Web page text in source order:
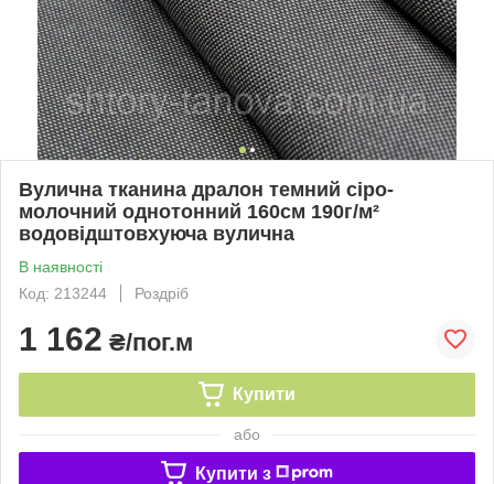
Вулична тканина дралон темний сiро-
молочний однотонний 160см 190г/м²
водовідштовхуюча вулична
В наявності
Код: 213244
Роздріб
1 162 ₴/пог.м
Купити
або
Купити з